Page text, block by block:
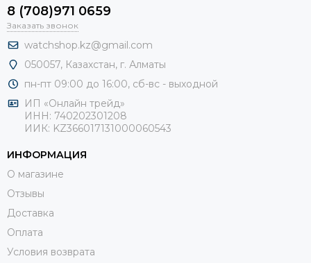
8 (708)971 0659
Заказать звонок
watchshop.kz@gmail.com
050057, Казахстан, г. Алматы
пн-пт 09:00 до 16:00, сб-вс - выходной
ИП «Онлайн трейд»
ИНН: 740202301208
ИИК: KZ366017131000060543
ИНФОРМАЦИЯ
О магазине
Отзывы
Доставка
Оплата
Условия возврата